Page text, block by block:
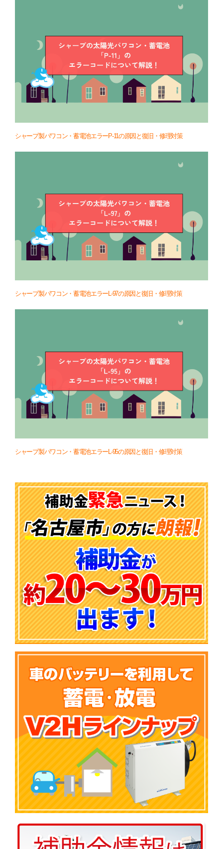
シャープ製パワコン・蓄電池エラーP-11の原因と復旧・修理対策
シャープ製パワコン・蓄電池エラーL-97の原因と復旧・修理対策
シャープ製パワコン・蓄電池エラーL-95の原因と復旧・修理対策